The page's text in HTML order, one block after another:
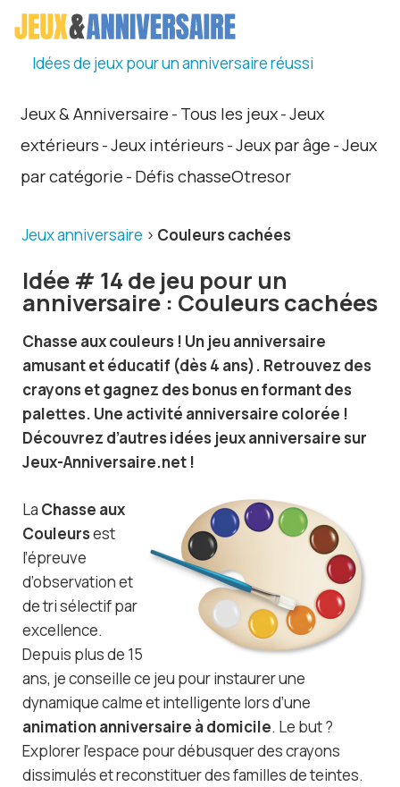
Idées de jeux pour un anniversaire réussi
Jeux & Anniversaire - Tous les jeux-Jeux
extérieurs -Jeux intérieurs -Jeux par âge -Jeux
par catégorie - Défis chasseOtresor
Jeux anniversaire > Couleurs cachées
Idée # 14 de jeu pour un
anniversaire : Couleurs cachées
Chasse aux couleurs ! Un jeu anniversaire
amusant et éducatif (dès 4 ans). Retrouvez des
crayons et gagnez des bonus en formant des
palettes. Une activité anniversaire colorée !
Découvrez d’autres idées jeux anniversaire sur
Jeux-Anniversaire.net !
La Chasse aux
Couleursest
l’épreuve
d’observation et
de tri sélectif par
excellence.
Depuis plus de 15
ans, je conseille ce jeu pour instaurer une
dynamique calme et intelligente lors d’une
animation anniversaire à domicile. Le but ?
Explorer l’espace pour débusquer des crayons
dissimulés et reconstituer des familles de teintes.